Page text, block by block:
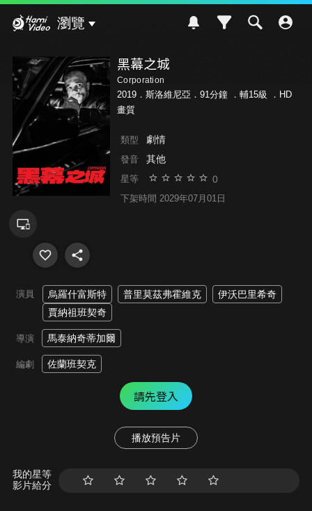
瀏覽
黑幕之城
Corporation
2019．斯洛維尼亞．91分鐘 ． 輔15級
．HD
畫質
類型 劇情
發音 其他
星等 0
下架時間 2029年07月01日
演員 烏羅什富斯特 普里莫茲弗霍維克
伊沃巴里希奇
賈納祖班契奇
導演 馬泰納奇蒂加爾
編劇 佐蘭班契克
請先登入
播放預告片
我的星等
影片給分